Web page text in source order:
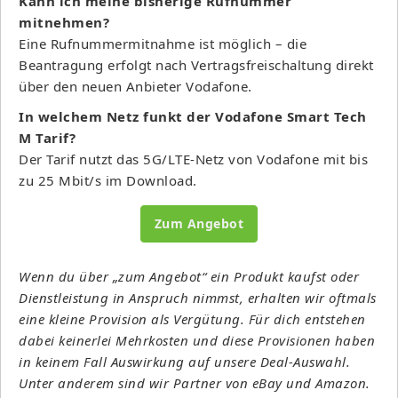
mitnehmen?
Eine Rufnummermitnahme ist möglich – die
Beantragung erfolgt nach Vertragsfreischaltung direkt
über den neuen Anbieter Vodafone.
In welchem Netz funkt der Vodafone Smart Tech
M Tarif?
Der Tarif nutzt das 5G/LTE-Netz von Vodafone mit bis
zu 25 Mbit/s im Download.
Zum Angebot
Wenn du über „zum Angebot“ ein Produkt kaufst oder
Dienstleistung in Anspruch nimmst, erhalten wir oftmals
eine kleine Provision als Vergütung. Für dich entstehen
dabei keinerlei Mehrkosten und diese Provisionen haben
in keinem Fall Auswirkung auf unsere Deal-Auswahl.
Unter anderem sind wir Partner von eBay und Amazon.